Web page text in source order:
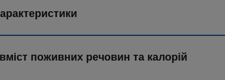
поживних речовин та калорій